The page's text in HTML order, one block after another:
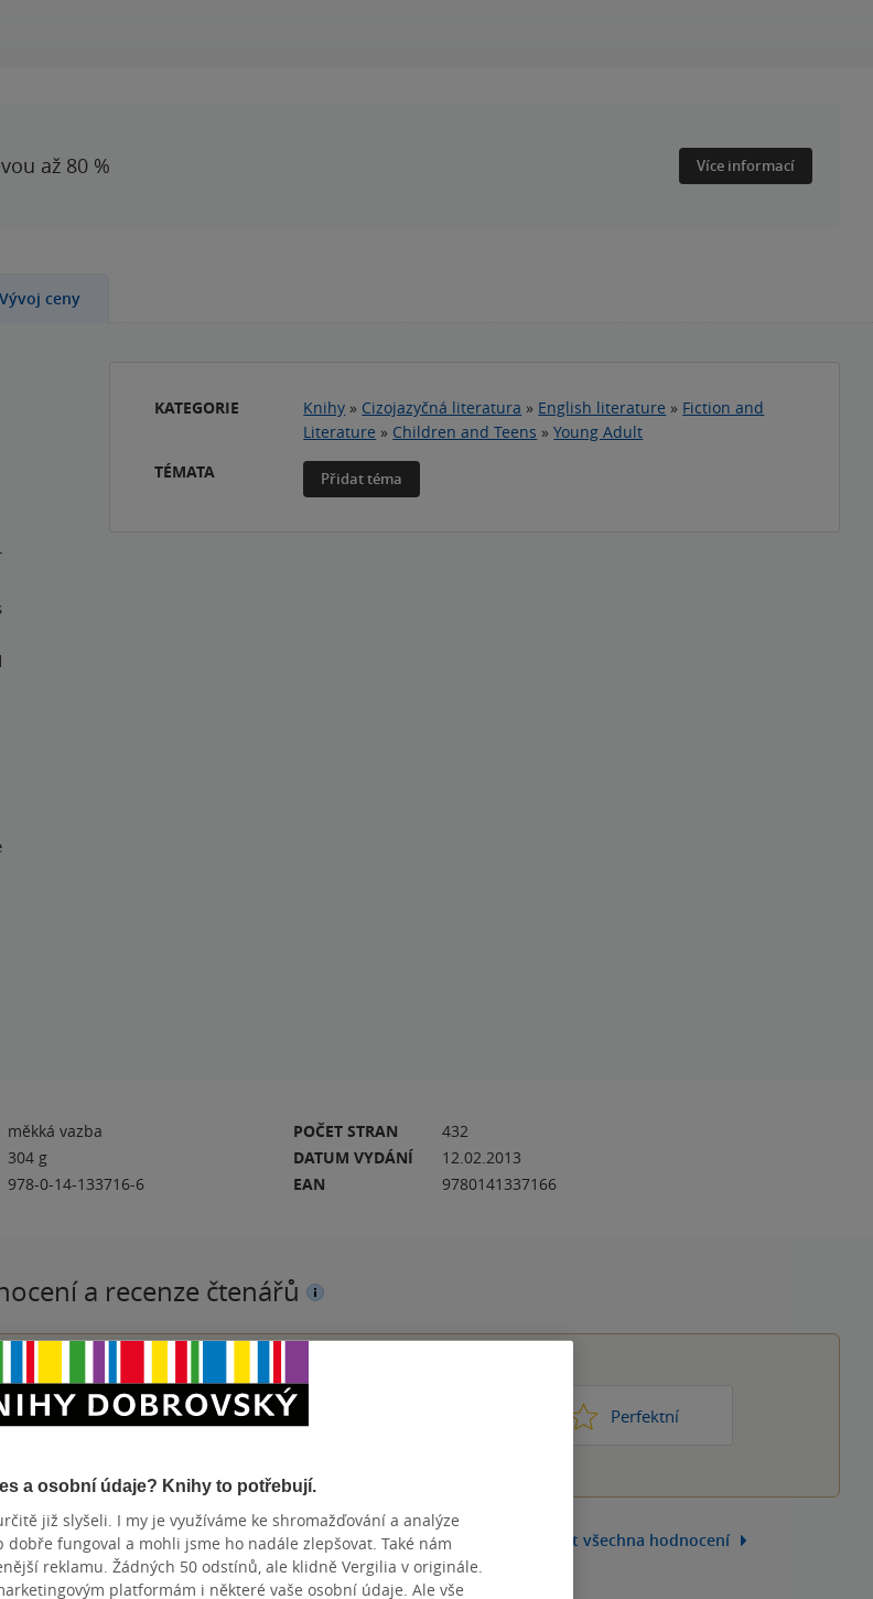
až 80 % Více informací
Vývoj ceny
KATEGORIE Knihy » Cizojazyčná literatura » English literature » Fiction and
Literature » Children and Teens »Young Adult
TÉMATA
Přidat téma
měkká vazba
304 g
978-0-14-133716-6
POČET STRAN
432
DATUM VYDÁNÍ
12.02.2013
EAN
9780141337166
a recenze čtenářů
SVÉ HODNOCENÍ KNIHY Perfektní
Zobrazit všechna hodnocení
a osobní údaje? Knihy to potřebují.
již slyšeli. I my je využíváme ke shromažďování a analýze
dobře fungoval a mohli jsme ho nadále zlepšovat. Také nám
reklamu. Žádných 50 odstínů, ale klidně Vergilia v originále.
platformám i některé vaše osobní údaje. Ale vše